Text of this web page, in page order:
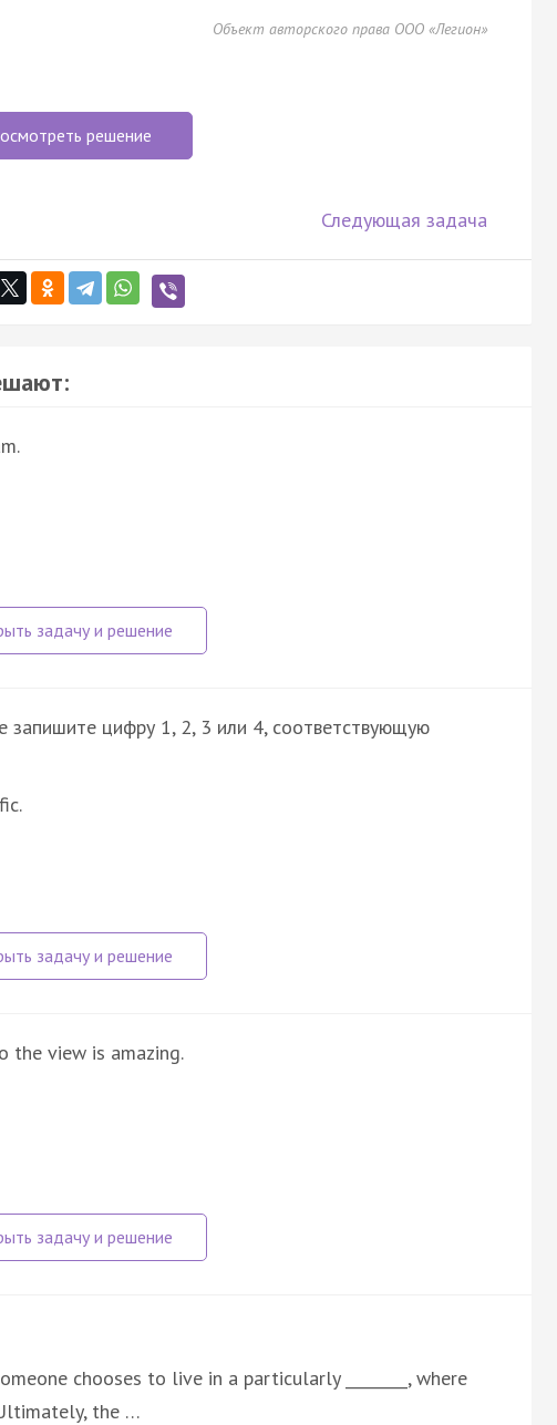
Объект авторского права ООО «Легион»
решение
Следующая задача
запишите цифру 1, 2, 3 или 4, соответствующую
the view is amazing.
chooses to live in a particularly ________, where
the …